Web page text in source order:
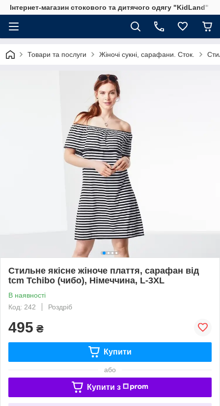
Інтернет-магазин стокового та дитячого одягу "KidLand"
Товари та послуги Жіночі сукні, сарафани. Сток.
Стильне якісне жіноче плаття, сарафан від
tcm Tchibo (чибо), Німеччина, L-3XL
В наявності
Код: 242
Роздріб
495 ₴
Купити
або
Купити з